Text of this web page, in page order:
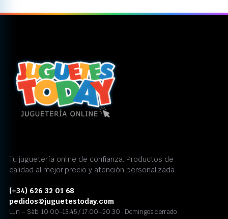
Tu juguetería online de confianza. Productos de
calidad al mejor precio y atención personalizada.
(+34) 626 32 01 68
pedidos@juguetestoday.com
Lun – Sáb: 10:00–13:45 / 17:00–20:30 · Domingos cerrado